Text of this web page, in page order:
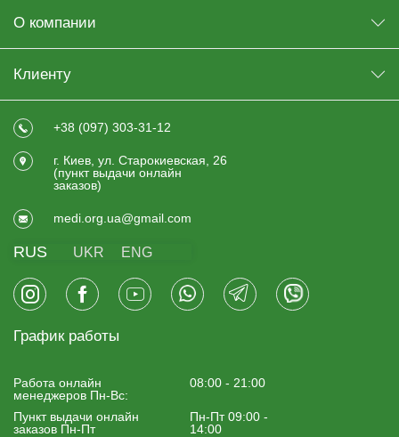
О компании
Клиенту
+38 (097) 303-31-12
г. Киев, ул. Старокиевская, 26
(пункт выдачи онлайн
заказов)
medi.org.ua@gmail.com
RUS UKR ENG
График работы
Работа онлайн
менеджеров Пн-Вс:
08:00 - 21:00
Пункт выдачи онлайн
заказов Пн-Пт
Пн-Пт 09:00 -
14:00